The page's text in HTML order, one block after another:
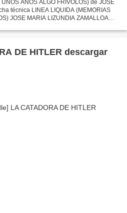
AÑOS ALGO FRIVOLOS) de JOSE
técnica LINEA LIQUIDA (MEMORIAS
JOSE MARIA LIZUNDIA ZAMALLOA
DE HITLER descargar